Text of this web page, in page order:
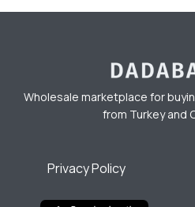
Wholesale marketplace for
from Turkey and
Privacy Policy